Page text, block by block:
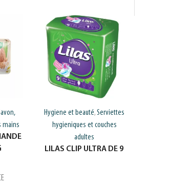
mains
Hygiene et beauté,Serviettes
hygieniques et couches
adultes
LILAS CLIP ULTRA DE 9